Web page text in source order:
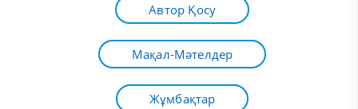
Автор Қосу
Мақал-Мәтелдер
Жұмбақтар